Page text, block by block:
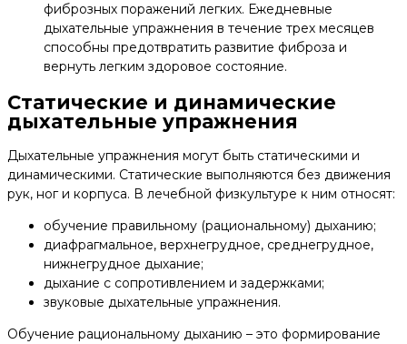
фиброзных поражений легких. Ежедневные
дыхательные упражнения в течение трех месяцев
способны предотвратить развитие фиброза и
вернуть легким здоровое состояние.
Статические и динамические
дыхательные упражнения
Дыхательные упражнения могут быть статическими и
динамическими. Статические выполняются без движения
рук, ног и корпуса. В лечебной физкультуре к ним относят:
обучение правильному (рациональному) дыханию;
диафрагмальное, верхнегрудное, среднегрудное,
нижнегрудное дыхание;
дыхание с сопротивлением и задержками;
звуковые дыхательные упражнения.
Обучение рациональному дыханию – это формирование